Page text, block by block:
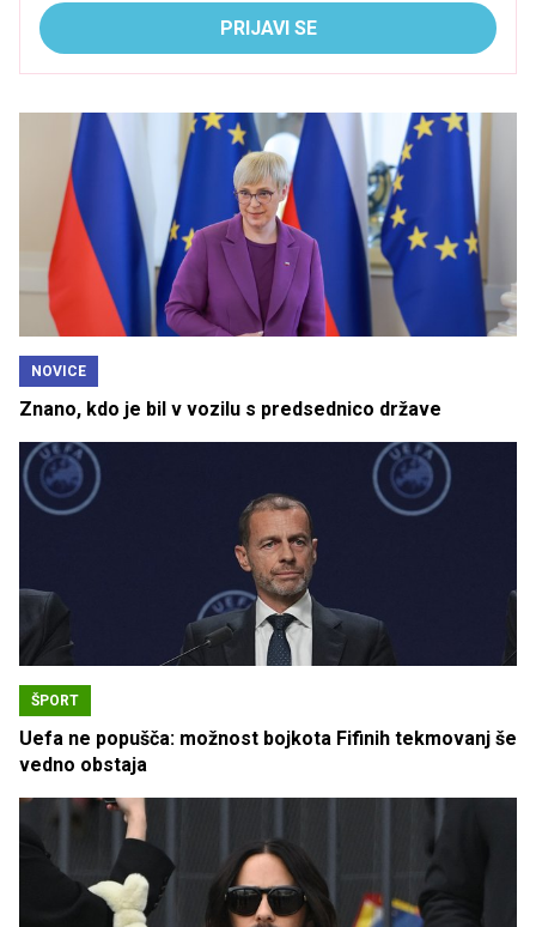
PRIJAVI SE
NOVICE
Znano, kdo je bil v vozilu s predsednico države
ŠPORT
Uefa ne popušča: možnost bojkota Fifinih tekmovanj še
vedno obstaja